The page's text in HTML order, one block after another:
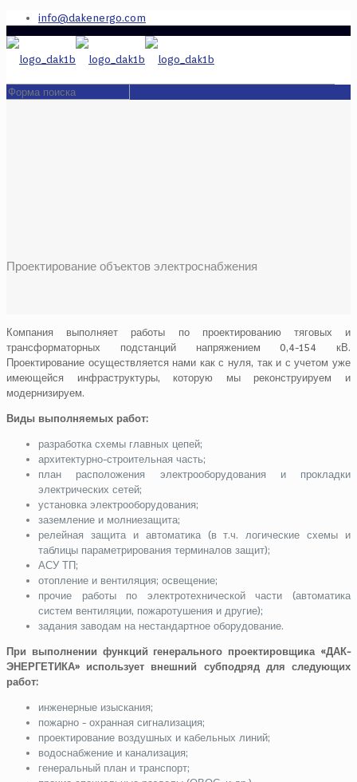
info@dakenergo.com
Проектирование объектов электроснабжения
Компания выполняет работы по проектированию тяговых и
трансформаторных подстанций напряжением 0,4-154 кВ.
Проектирование осуществляется нами как с нуля, так и с учетом уже
имеющейся инфраструктуры, которую мы реконструируем и
модернизируем.
Виды выполняемых работ:
разработка схемы главных цепей;
архитектурно-строительная часть;
план расположения электрооборудования и прокладки
электрических сетей;
установка электрооборудования;
заземление и молниезащита;
релейная защита и автоматика (в т.ч. логические схемы и
таблицы параметрирования терминалов защит);
АСУ ТП;
отопление и вентиляция; освещение;
прочие работы по электротехнической части (автоматика
систем вентиляции, пожаротушения и другие);
задания заводам на нестандартное оборудование.
При выполнении функций генерального проектировщика «ДАК-
ЭНЕРГЕТИКА» использует внешний субподряд для следующих
работ:
инженерные изыскания;
пожарно - охранная сигнализация;
проектирование воздушных и кабельных линий;
водоснабжение и канализация;
генеральный план и транспорт;